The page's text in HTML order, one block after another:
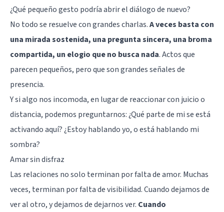
¿Qué pequeño gesto podría abrir el diálogo de nuevo?
No todo se resuelve con grandes charlas.A veces basta con
una mirada sostenida, una pregunta sincera, una broma
compartida, un elogio que no busca nada. Actos que
parecen pequeños, pero que son grandes señales de
presencia.
Y si algo nos incomoda, en lugar de reaccionar con juicio o
distancia, podemos preguntarnos: ¿Qué parte de mi se está
activando aquí? ¿Estoy hablando yo, o está hablando mi
sombra?
Amar sin disfraz
Las relaciones no solo terminan por falta de amor. Muchas
veces, terminan por falta de visibilidad. Cuando dejamos de
ver al otro, y dejamos de dejarnos ver. Cuando